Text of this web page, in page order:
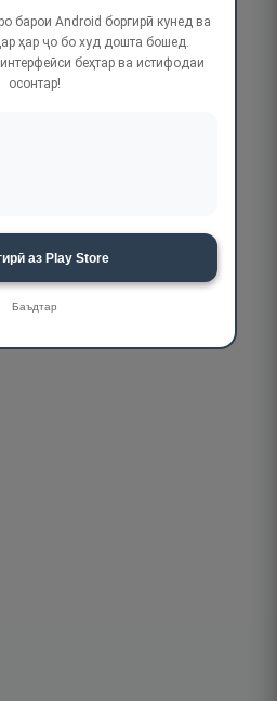
барои Android боргирӣ кунед ва
ҳар ҷо бо худ дошта бошед.
беҳтар ва истифодаи
осонтар!
аз Play Store
Баъдтар